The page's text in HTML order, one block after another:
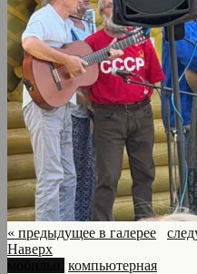
« предыдущее в галерее
Наверх
компьютерная